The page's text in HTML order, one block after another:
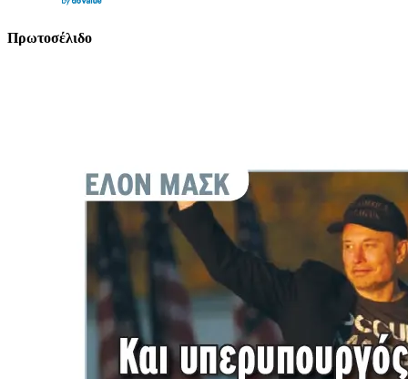
Πρωτοσέλιδο